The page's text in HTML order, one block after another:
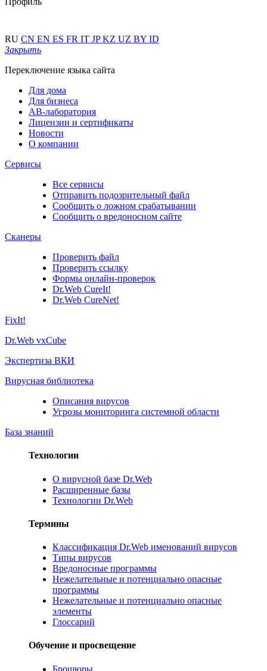
RU CN EN ES FR IT JPKZ UZ BY ID
Закрыть
Переключение языка сайта
Для дома
Для бизнеса
АВ-лаборатория
Лицензии и сертификаты
Новости
О компании
Сервисы
Все сервисы
Отправить подозрительный файл
Сообщить о ложном срабатывании
Сообщить о вредоносном сайте
Сканеры
Проверить файл
Проверить ссылку
Формы онлайн-проверок
Dr.Web CureIt!
Dr.Web CureNet!
FixIt!
Dr.Web vxCube
Экспертиза ВКИ
Вирусная библиотека
Описания вирусов
Угрозы мониторинга системной области
База знаний
Технологии
О вирусной базе Dr.Web
Расширенные базы
Технологии Dr.Web
Термины
Классификация Dr.Web именований вирусов
Типы вирусов
Вредоносные программы
Нежелательные и потенциально опасные
программы
Нежелательные и потенциально опасные
элементы
Глоссарий
Обучение и просвещение
Брошюры